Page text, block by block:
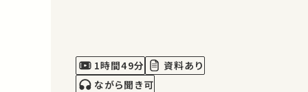
1時間49分
資料あり
ながら聞き可